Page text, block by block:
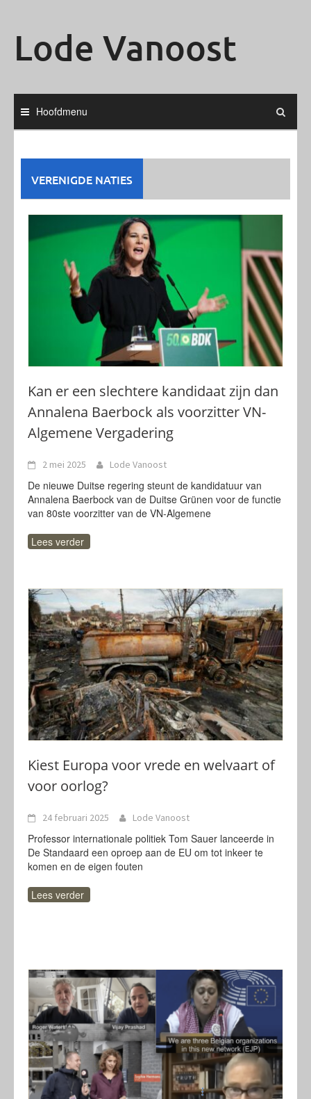
Lode Vanoost
Hoofdmenu
VERENIGDE NATIES
Kan er een slechtere kandidaat zijn dan
Annalena Baerbock als voorzitter VN-
Algemene Vergadering
2 mei 2025 Lode Vanoost
De nieuwe Duitse regering steunt de kandidatuur van
Annalena Baerbock van de Duitse Grünen voor de functie
van 80ste voorzitter van de VN-Algemene
Lees verder
Kiest Europa voor vrede en welvaart of
voor oorlog?
24 februari 2025 Lode Vanoost
Professor internationale politiek Tom Sauer lanceerde in
De Standaard een oproep aan de EU om tot inkeer te
komen en de eigen fouten
Lees verder